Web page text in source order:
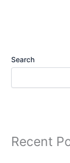
Search
Recent